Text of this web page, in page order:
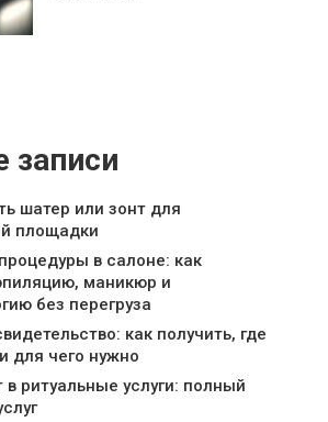
записи
шатер или зонт для
площадки
в салоне: как
маникюр и
без перегруза
как получить, где
для чего нужно
в ритуальные услуги: полный